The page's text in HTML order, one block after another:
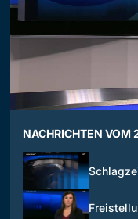
NACHRICHTEN VOM